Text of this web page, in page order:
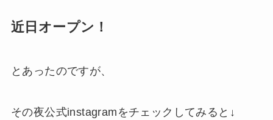
近日オープン！
とあったのですが、
その夜公式instagramをチェックしてみると↓